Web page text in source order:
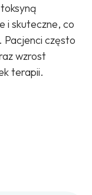
i skuteczne, co
Pacjenci często
wzrost
terapii.